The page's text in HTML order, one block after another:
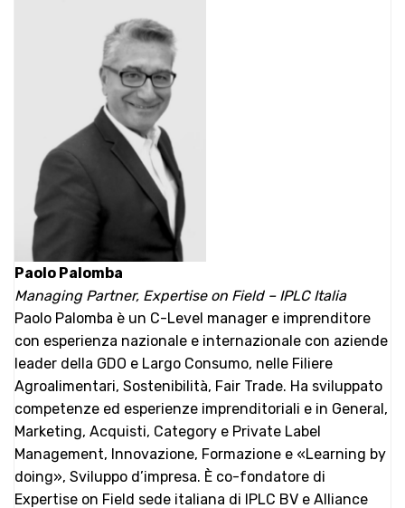
Paolo Palomba
Managing Partner, Expertise on Field – IPLC Italia
Paolo Palomba è un C-Level manager e imprenditore
con esperienza nazionale e internazionale con aziende
leader della GDO e Largo Consumo, nelle Filiere
Agroalimentari, Sostenibilità, Fair Trade. Ha sviluppato
competenze ed esperienze imprenditoriali e in General,
Marketing, Acquisti, Category e Private Label
Management, Innovazione, Formazione e «Learning by
doing», Sviluppo d’impresa. È co-fondatore di
Expertise on Field sede italiana di IPLC BV e Alliance